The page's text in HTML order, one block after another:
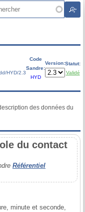
HYD/2.3
Code
Sandre:
HYD
Version:Statut:
Validé
du contact
Référentiel